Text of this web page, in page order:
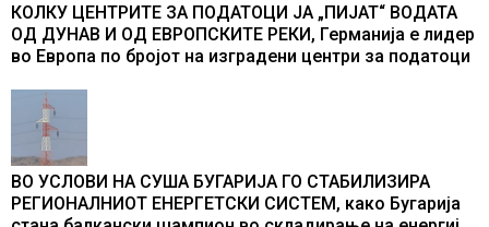
КОЛКУ ЦЕНТРИТЕ ЗА ПОДАТОЦИ ЈА „ПИЈАТ“ ВОДАТА
ОД ДУНАВ И ОД ЕВРОПСКИТЕ РЕКИ, Германија е лидер
во Европа по бројот на изградени центри за податоци
ВО УСЛОВИ НА СУША БУГАРИЈА ГО СТАБИЛИЗИРА
РЕГИОНАЛНИОТ ЕНЕРГЕТСКИ СИСТЕМ, како Бугарија